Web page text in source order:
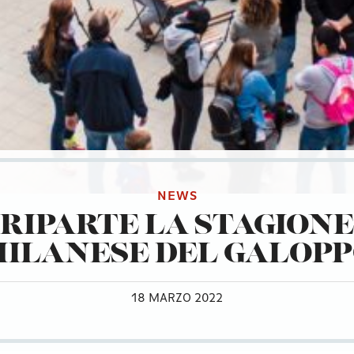
NEWS
RIPARTE LA STAGIONE
DEL
18 MARZO 2022